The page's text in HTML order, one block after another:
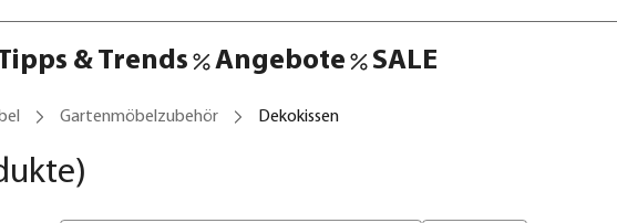
& Trends Angebote SALE
Gartenmöbelzubehör Dekokissen